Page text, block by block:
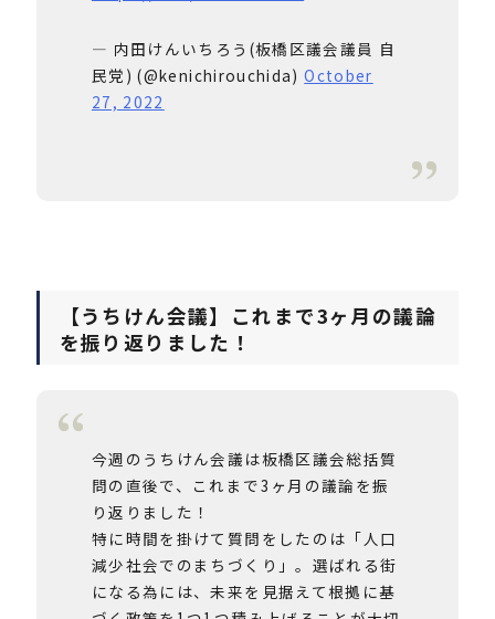
— 内田けんいちろう(板橋区議会議員 自
民党) (@kenichirouchida)October
27, 2022
【うちけん会議】これまで3ヶ月の議論
を振り返りました！
今週のうちけん会議は板橋区議会総括質
問の直後で、これまで3ヶ月の議論を振
り返りました！
特に時間を掛けて質問をしたのは「人口
減少社会でのまちづくり」。選ばれる街
になる為には、未来を見据えて根拠に基